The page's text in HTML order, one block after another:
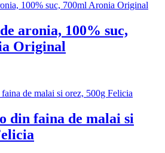
aronia, 100% suc,
Original
din faina de malai si